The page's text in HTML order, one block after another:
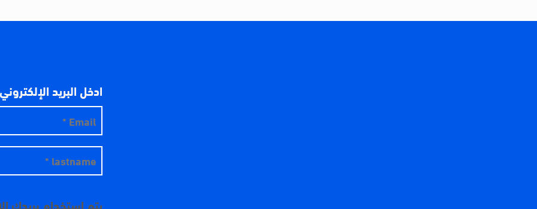
ادخل البريد الإلكتروني
يتم استخدام بريدك